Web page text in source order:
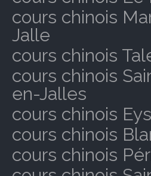
cours chinois
Jalle
cours chinois
cours chinois
en-Jalles
cours chinois
cours chinois
cours chinois